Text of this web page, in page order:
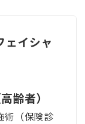
ェイシャ
齢者）
術（保険診